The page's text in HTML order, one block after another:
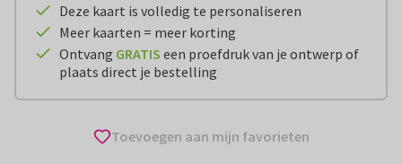
Deze kaart is volledig te personaliseren
Meer kaarten = meer korting
Ontvang GRATIS een proefdruk van je ontwerp of
plaats direct je bestelling
Toevoegen aan mijn favorieten